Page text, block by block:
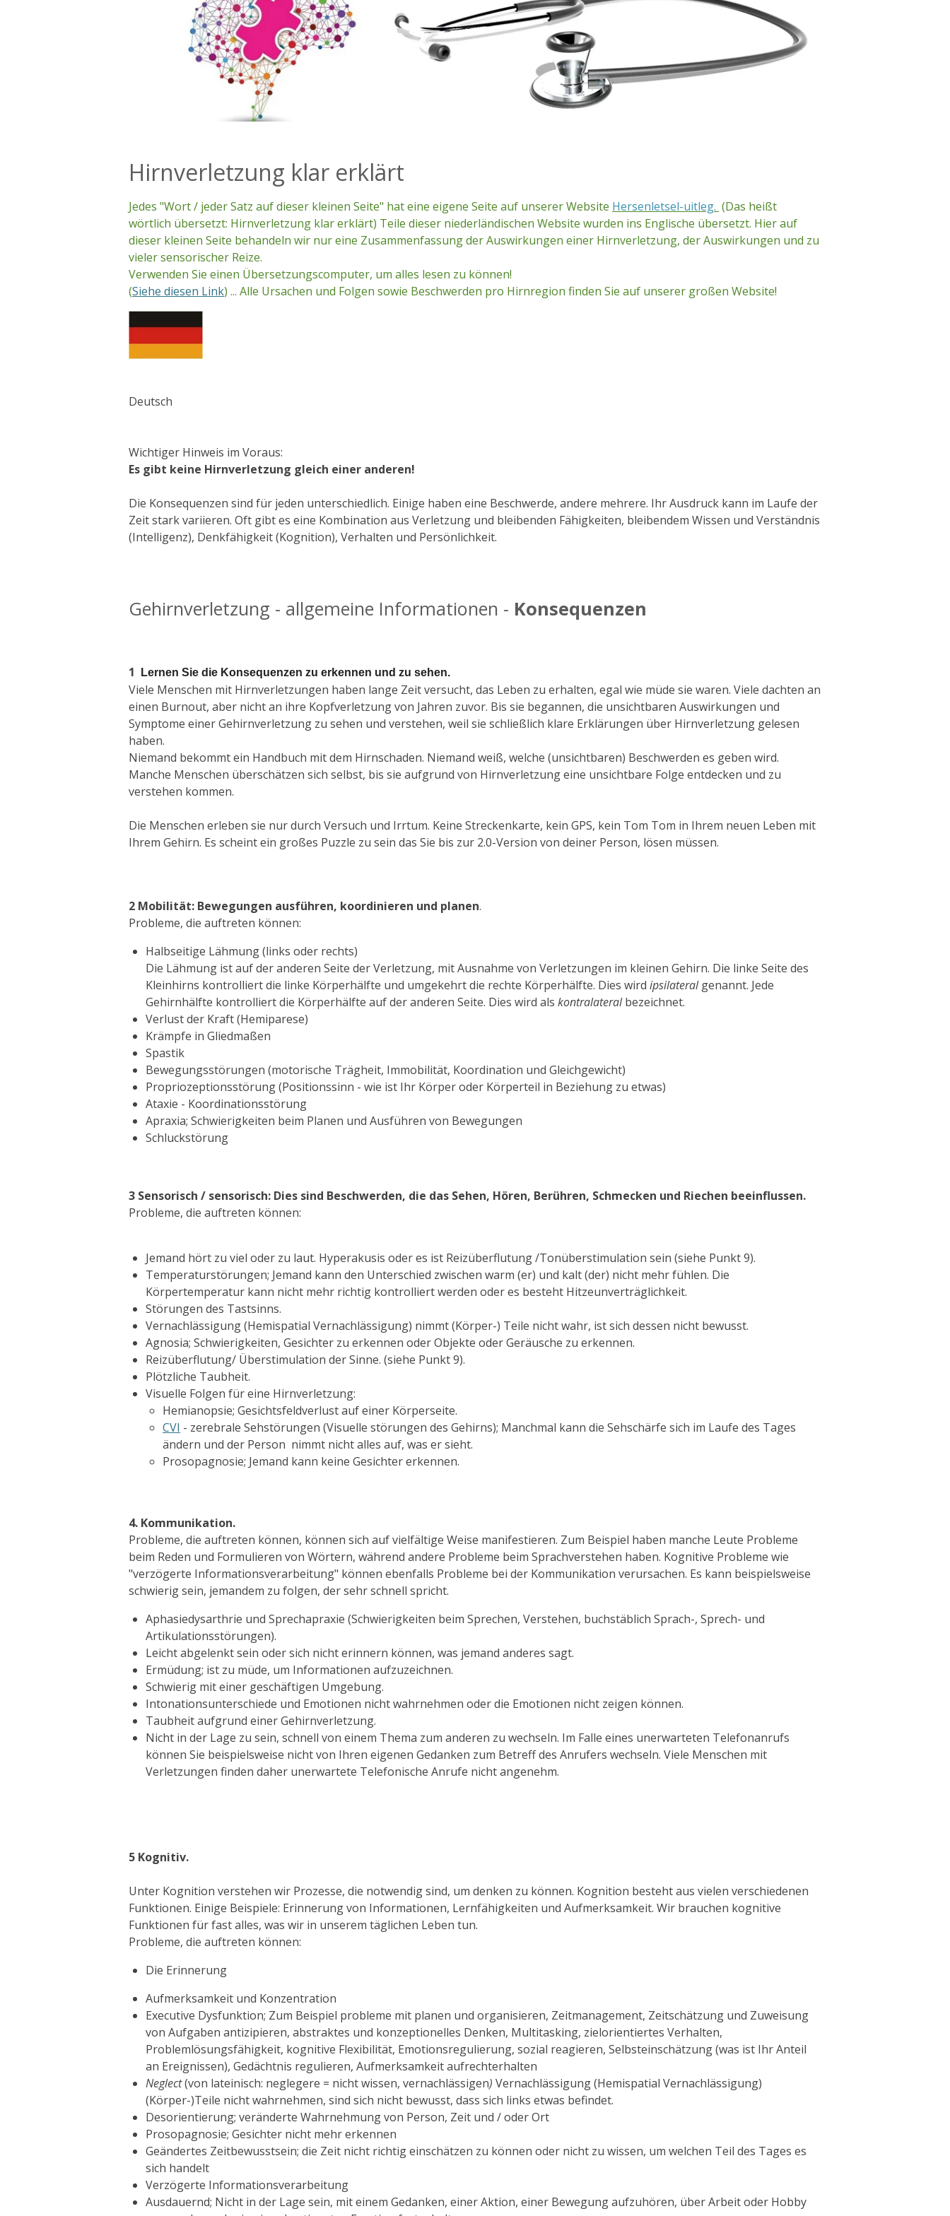
Hirnverletzung klar erklärt
Jedes "Wort / jeder Satz auf dieser kleinen Seite" hat eine eigene Seite auf unserer Website Hersenletsel-uitleg. (Das heißt
wörtlich übersetzt: Hirnverletzung klar erklärt) Teile dieser niederländischen Website wurden ins Englische übersetzt. Hier auf
dieser kleinen Seite behandeln wir nur eine Zusammenfassung der Auswirkungen einer Hirnverletzung, der Auswirkungen und zu
vieler sensorischer Reize.
Verwenden Sie einen Übersetzungscomputer, um alles lesen zu können!
(Siehe diesen Link) ... Alle Ursachen und Folgen sowie Beschwerden pro Hirnregion finden Sie auf unserer großen Website!
Deutsch
Wichtiger Hinweis im Voraus:
Es gibt keine Hirnverletzung gleich einer anderen!
Die Konsequenzen sind für jeden unterschiedlich. Einige haben eine Beschwerde, andere mehrere. Ihr Ausdruck kann im Laufe der
Zeit stark variieren. Oft gibt es eine Kombination aus Verletzung und bleibenden Fähigkeiten, bleibendem Wissen und Verständnis
(Intelligenz), Denkfähigkeit (Kognition), Verhalten und Persönlichkeit.
Gehirnverletzung - allgemeine Informationen - Konsequenzen
1 Lernen Sie die Konsequenzen zu erkennen und zu sehen.
Viele Menschen mit Hirnverletzungen haben lange Zeit versucht, das Leben zu erhalten, egal wie müde sie waren. Viele dachten an
einen Burnout, aber nicht an ihre Kopfverletzung von Jahren zuvor. Bis sie begannen, die unsichtbaren Auswirkungen und
Symptome einer Gehirnverletzung zu sehen und verstehen, weil sie schließlich klare Erklärungen über Hirnverletzung gelesen
haben.
Niemand bekommt ein Handbuch mit dem Hirnschaden. Niemand weiß, welche (unsichtbaren) Beschwerden es geben wird.
Manche Menschen überschätzen sich selbst, bis sie aufgrund von Hirnverletzung eine unsichtbare Folge entdecken und zu
verstehen kommen.
Die Menschen erleben sie nur durch Versuch und Irrtum. Keine Streckenkarte, kein GPS, kein Tom Tom in Ihrem neuen Leben mit
Ihrem Gehirn. Es scheint ein großes Puzzle zu sein das Sie bis zur 2.0-Version von deiner Person, lösen müssen.
2 Mobilität: Bewegungen ausführen, koordinieren und planen.
Probleme, die auftreten können:
Halbseitige Lähmung (links oder rechts)
Die Lähmung ist auf der anderen Seite der Verletzung, mit Ausnahme von Verletzungen im kleinen Gehirn. Die linke Seite des
Kleinhirns kontrolliert die linke Körperhälfte und umgekehrt die rechte Körperhälfte. Dies wird ipsilateralgenannt. Jede
Gehirnhälfte kontrolliert die Körperhälfte auf der anderen Seite. Dies wird als kontralateralbezeichnet.
Verlust der Kraft (Hemiparese)
Krämpfe in Gliedmaßen
Spastik
Bewegungsstörungen (motorische Trägheit, Immobilität, Koordination und Gleichgewicht)
Propriozeptionsstörung (Positionssinn - wie ist Ihr Körper oder Körperteil in Beziehung zu etwas)
Ataxie - Koordinationsstörung
Apraxia; Schwierigkeiten beim Planen und Ausführen von Bewegungen
Schluckstörung
3 Sensorisch / sensorisch: Dies sind Beschwerden, die das Sehen, Hören, Berühren, Schmecken und Riechen beeinflussen.
Probleme, die auftreten können:
Jemand hört zu viel oder zu laut. Hyperakusis oder es ist Reizüberflutung /Tonüberstimulation sein (siehe Punkt 9).
Temperaturstörungen; Jemand kann den Unterschied zwischen warm (er) und kalt (der) nicht mehr fühlen. Die
Körpertemperatur kann nicht mehr richtig kontrolliert werden oder es besteht Hitzeunverträglichkeit.
Störungen des Tastsinns.
Vernachlässigung (Hemispatial Vernachlässigung) nimmt (Körper-) Teile nicht wahr, ist sich dessen nicht bewusst.
Agnosia; Schwierigkeiten, Gesichter zu erkennen oder Objekte oder Geräusche zu erkennen.
Reizüberflutung/ Überstimulation der Sinne. (siehe Punkt 9).
Plötzliche Taubheit.
Visuelle Folgen für eine Hirnverletzung:
Hemianopsie; Gesichtsfeldverlust auf einer Körperseite.
CVI - zerebrale Sehstörungen (Visuelle störungen des Gehirns); Manchmal kann die Sehschärfe sich im Laufe des Tages
ändern und der Person nimmt nicht alles auf, was er sieht.
Prosopagnosie; Jemand kann keine Gesichter erkennen.
4. Kommunikation.
Probleme, die auftreten können, können sich auf vielfältige Weise manifestieren. Zum Beispiel haben manche Leute Probleme
beim Reden und Formulieren von Wörtern, während andere Probleme beim Sprachverstehen haben. Kognitive Probleme wie
"verzögerte Informationsverarbeitung" können ebenfalls Probleme bei der Kommunikation verursachen. Es kann beispielsweise
schwierig sein, jemandem zu folgen, der sehr schnell spricht.
Aphasiedysarthrie und Sprechapraxie (Schwierigkeiten beim Sprechen, Verstehen, buchstäblich Sprach-, Sprech- und
Artikulationsstörungen).
Leicht abgelenkt sein oder sich nicht erinnern können, was jemand anderes sagt.
Ermüdung; ist zu müde, um Informationen aufzuzeichnen.
Schwierig mit einer geschäftigen Umgebung.
Intonationsunterschiede und Emotionen nicht wahrnehmen oder die Emotionen nicht zeigen können.
Taubheit aufgrund einer Gehirnverletzung.
Nicht in der Lage zu sein, schnell von einem Thema zum anderen zu wechseln. Im Falle eines unerwarteten Telefonanrufs
können Sie beispielsweise nicht von Ihren eigenen Gedanken zum Betreff des Anrufers wechseln. Viele Menschen mit
Verletzungen finden daher unerwartete Telefonische Anrufe nicht angenehm.
5 Kognitiv.
Unter Kognition verstehen wir Prozesse, die notwendig sind, um denken zu können. Kognition besteht aus vielen verschiedenen
Funktionen. Einige Beispiele: Erinnerung von Informationen, Lernfähigkeiten und Aufmerksamkeit. Wir brauchen kognitive
Funktionen für fast alles, was wir in unserem täglichen Leben tun.
Probleme, die auftreten können:
Die Erinnerung
Aufmerksamkeit und Konzentration
Executive Dysfunktion; Zum Beispiel probleme mit planen und organisieren, Zeitmanagement, Zeitschätzung und Zuweisung
von Aufgaben antizipieren, abstraktes und konzeptionelles Denken, Multitasking, zielorientiertes Verhalten,
Problemlösungsfähigkeit, kognitive Flexibilität, Emotionsregulierung, sozial reagieren, Selbsteinschätzung (was ist Ihr Anteil
an Ereignissen), Gedächtnis regulieren, Aufmerksamkeit aufrechterhalten
Neglect(von lateinisch: neglegere = nicht wissen, vernachlässigen) Vernachlässigung (Hemispatial Vernachlässigung)
(Körper-)Teile nicht wahrnehmen, sind sich nicht bewusst, dass sich links etwas befindet.
Desorientierung; veränderte Wahrnehmung von Person, Zeit und / oder Ort
Prosopagnosie; Gesichter nicht mehr erkennen
Geändertes Zeitbewusstsein; die Zeit nicht richtig einschätzen zu können oder nicht zu wissen, um welchen Teil des Tages es
sich handelt
Verzögerte Informationsverarbeitung
Ausdauernd; Nicht in der Lage sein, mit einem Gedanken, einer Aktion, einer Bewegung aufzuhören, über Arbeit oder Hobby